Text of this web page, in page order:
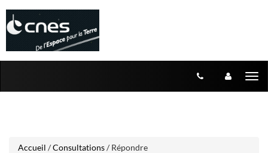
contenu
Accueil /Consultations/ Répondre